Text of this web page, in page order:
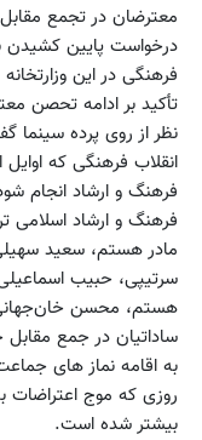
معترضان در تجمع
درخواست پایین کشیدن
فرهنگی در این
تأکید بر ادامه تحصن
نظر از روی پرده
انقلاب فرهنگی که اوایل
فرهنگ و ارشاد انجام
فرهنگ و ارشاد اسلامی
مادر هستم، سعید
سرتیپی،‌ حبیب
هستم، محسن
ساداتیان در جمع
به اقامه نماز های
روزی که موج اعتراضات
بیشتر شده است.